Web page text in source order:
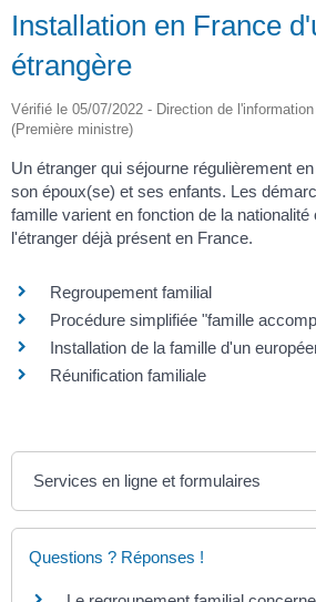
Installation en France
étrangère
Vérifié le 05/07/2022 - Direction de
(Première ministre)
Un étranger qui séjourne régulièrement
son époux(se) et ses enfants. Les
famille varient en fonction de la
l'étranger déjà présent en France.
Regroupement familial
Procédure simplifiée "famille
Installation de la famille d'un
Réunification familiale
Services en ligne et formulaires
Questions ? Réponses !